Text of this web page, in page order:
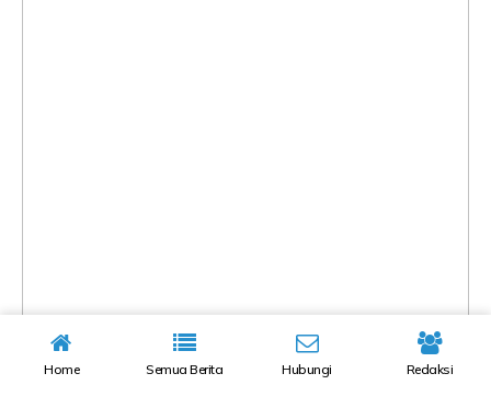
Home Semua Berita Hubungi Redaksi